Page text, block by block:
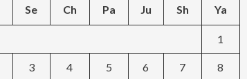
Se Ch Pa Ju Sh Ya
1
3 4 5 6 7 8